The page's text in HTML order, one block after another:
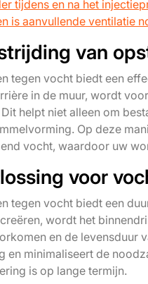
tijdens en na het
is aanvullende ventilatie
van
tegen vocht biedt een
in de muur, wordt
helpt niet alleen om
Op deze
vocht, waardoor uw
voor
tegen vocht biedt een
wordt het
en de
en minimaliseert de
is op lange termijn.